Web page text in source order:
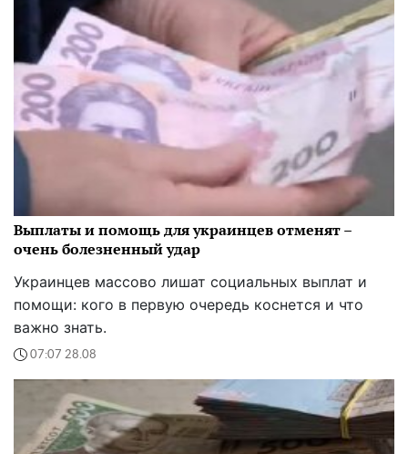
Выплаты и помощь для украинцев отменят –
очень болезненный удар
Украинцев массово лишат социальных выплат и
помощи: кого в первую очередь коснется и что
важно знать.
07:07 28.08